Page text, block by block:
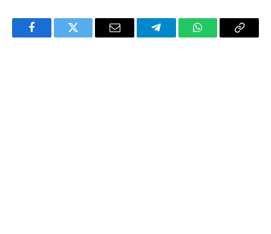
FacebookTwitter Email TelegramWhatsAppCopy